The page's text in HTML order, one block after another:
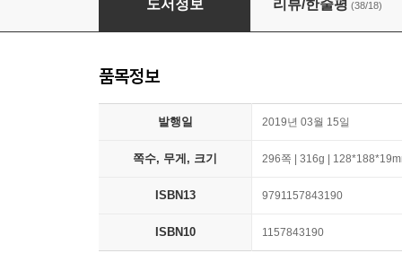
도서정보 리뷰/한줄평 (38/18)
품목정보
발행일 2019년 03월 15일
쪽수, 무게, 크기 296쪽 | 316g |
ISBN13 9791157843190
ISBN10 1157843190